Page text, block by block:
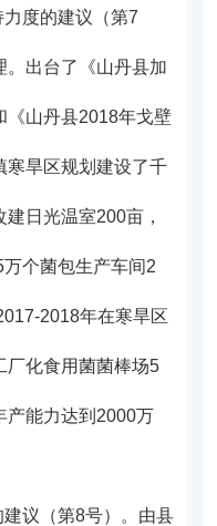
度的建议（第7
出台了《山丹县加
《山丹县2018年戈壁
寒旱区规划建设了千
日光温室200亩，
个菌包生产车间2
2018年在寒旱区
厂化食用菌菌棒场5
产能力达到2000万
议（第8号）。 由县